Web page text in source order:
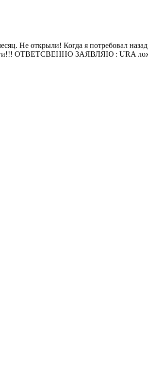
Не открыли! Когда я потребовал
ОТВЕТСВЕННО ЗАЯВЛЯЮ : URA